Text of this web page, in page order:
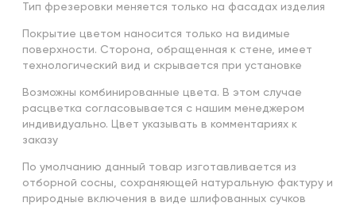
Тип фрезеровки меняется только на фасадах изделия
Покрытие цветом наносится только на видимые
поверхности. Сторона, обращенная к стене, имеет
технологический вид и скрывается при установке
Возможны комбинированные цвета. В этом случае
расцветка согласовывается с нашим менеджером
индивидуально. Цвет указывать в комментариях к
заказу
По умолчанию данный товар изготавливается из
отборной сосны, сохраняющей натуральную фактуру и
природные включения в виде шлифованных сучков